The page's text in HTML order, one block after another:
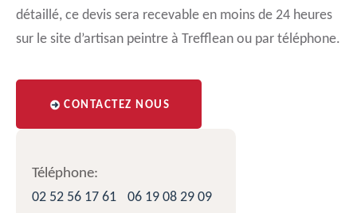
détaillé, ce devis sera recevable en moins de 24 heures
sur le site d’artisan peintre à Trefflean ou par téléphone.
CONTACTEZ NOUS
Téléphone:
02 52 56 17 61
06 19 08 29 09